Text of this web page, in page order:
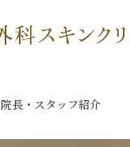
院長・スタッフ紹介